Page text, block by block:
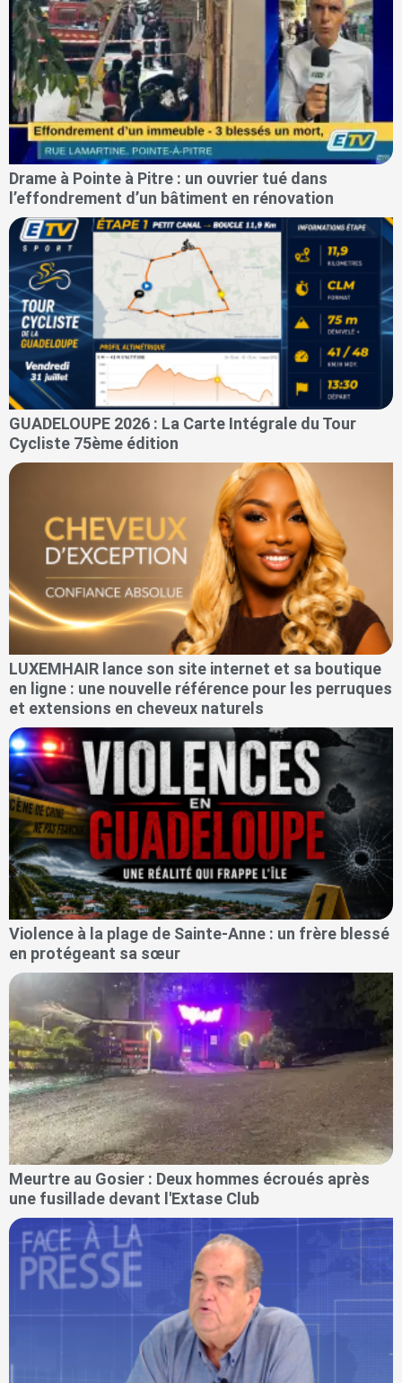
Drame à Pointe à Pitre : un ouvrier tué dans
l’effondrement d’un bâtiment en rénovation
GUADELOUPE 2026 : La Carte Intégrale du Tour
Cycliste 75ème édition
LUXEMHAIR lance son site internet et sa boutique
en ligne : une nouvelle référence pour les perruques
et extensions en cheveux naturels
Violence à la plage de Sainte-Anne : un frère blessé
en protégeant sa sœur
Meurtre au Gosier : Deux hommes écroués après
une fusillade devant l'Extase Club